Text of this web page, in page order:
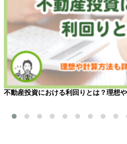
不動産投資における利回りとは？理想